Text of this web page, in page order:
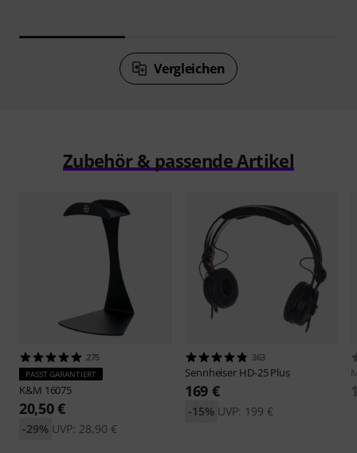
Vergleichen
Zubehör & passende Artikel
275
PASST GARANTIERT
K&M 16075
20,50 €
UVP: 28,90 €
-29%
363
Sennheiser HD-25 Plus
169 €
UVP: 199 €
-15%